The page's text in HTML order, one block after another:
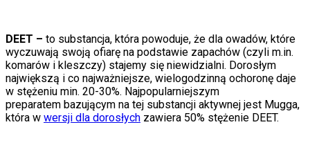
DEET – to substancja, która powoduje, że dla owadów, które
wyczuwają swoją ofiarę na podstawie zapachów (czyli m.in.
komarów i kleszczy) stajemy się niewidzialni. Dorosłym
największą i co najważniejsze, wielogodzinną ochoronę daje
w stężeniu min. 20-30%. Najpopularniejszym
preparatem bazującym na tej substancji aktywnej jest Mugga,
która w wersji dla dorosłych zawiera 50% stężenie DEET.